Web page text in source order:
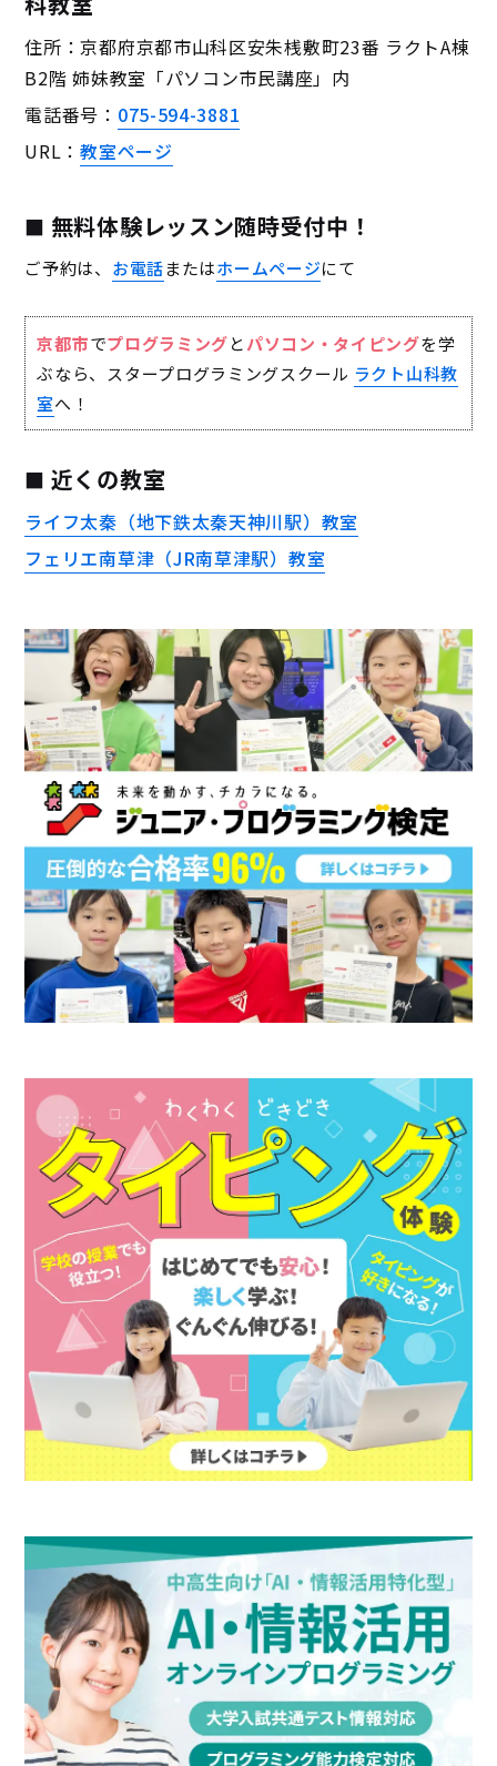
住所：京都府京都市山科区安朱桟敷町23番 ラクトA棟
B2階 姉妹教室「パソコン市民講座」内
電話番号： 075-594-3881
URL：教室ページ
無料体験レッスン随時受付中！
ご予約は、 お電話またはホームページにて
京都市でプログラミングとパソコン・タイピングを学
ぶなら、スタープログラミングスクール ラクト山科教
室へ！
近くの教室
ライフ太秦（地下鉄太秦天神川駅）教室
フェリエ南草津（JR南草津駅）教室